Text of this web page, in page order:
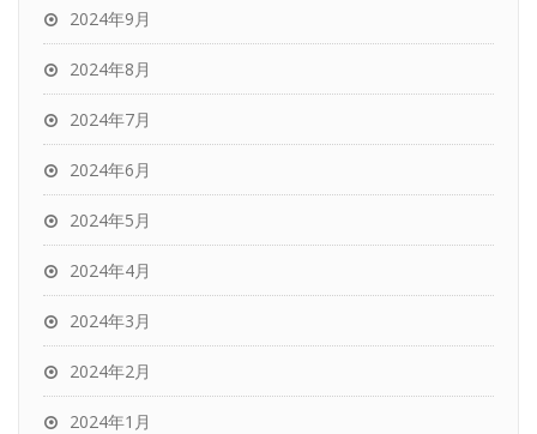
2024年9月
2024年8月
2024年7月
2024年6月
2024年5月
2024年4月
2024年3月
2024年2月
2024年1月